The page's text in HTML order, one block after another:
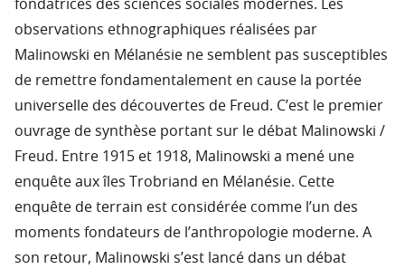
fondatrices des sciences sociales modernes. Les
observations ethnographiques réalisées par
Malinowski en Mélanésie ne semblent pas susceptibles
de remettre fondamentalement en cause la portée
universelle des découvertes de Freud. C’est le premier
ouvrage de synthèse portant sur le débat Malinowski /
Freud. Entre 1915 et 1918, Malinowski a mené une
enquête aux îles Trobriand en Mélanésie. Cette
enquête de terrain est considérée comme l’un des
moments fondateurs de l’anthropologie moderne. A
son retour, Malinowski s’est lancé dans un débat